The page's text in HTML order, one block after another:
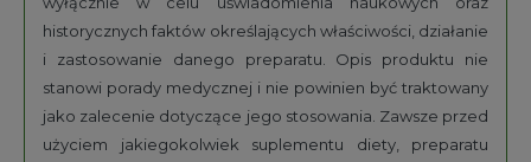
historycznych faktów określających właściwości, działanie
i zastosowanie danego preparatu. Opis produktu nie
stanowi porady medycznej i nie powinien być traktowany
jako zalecenie dotyczące jego stosowania. Zawsze przed
użyciem jakiegokolwiek suplementu diety, preparatu